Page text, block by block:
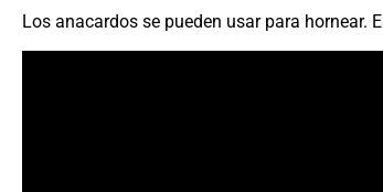
Los anacardos se pueden usar para hornear.